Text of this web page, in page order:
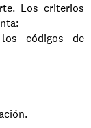
Los criterios
códigos de